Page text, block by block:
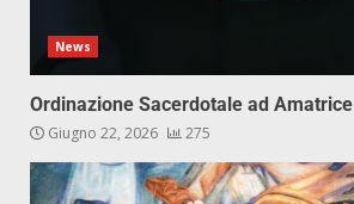
News
Ordinazione Sacerdotale ad Amatrice
Giugno 22, 2026 275